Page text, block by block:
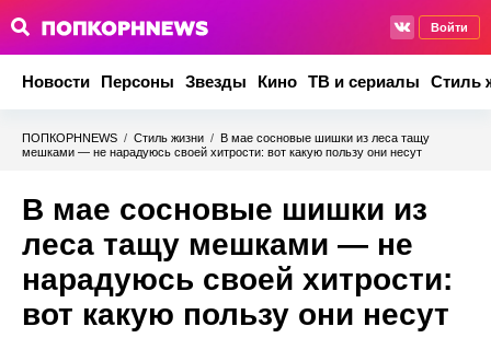
Войти
Новости Персоны Звезды Кино ТВ и сериалы Стиль
ПОПКОРНNEWS / Стиль жизни / В мае сосновые шишки из леса тащу
мешками — не нарадуюсь своей хитрости: вот какую пользу они несут
В мае сосновые шишки из
леса тащу мешками — не
нарадуюсь своей хитрости:
вот какую пользу они несут